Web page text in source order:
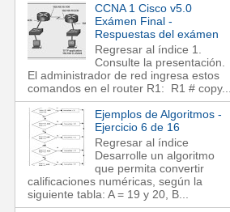
CCNA 1 Cisco v5.0
Exámen Final -
Respuestas del exámen
Regresar al índice 1.
Consulte la presentación.
El administrador de red ingresa estos
comandos en el router R1: R1 # copy...
Ejemplos de Algoritmos -
Ejercicio 6 de 16
Regresar al índice
Desarrolle un algoritmo
que permita convertir
calificaciones numéricas, según la
siguiente tabla: A = 19 y 20, B...